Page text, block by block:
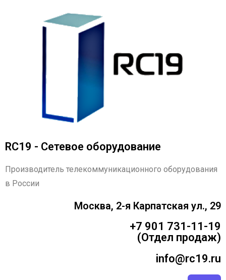
RC19 - Сетевое оборудование
Производитель телекоммуникационного оборудования
в России
Москва, 2-я Карпатская ул., 29
+7 901 731-11-19
(Отдел продаж)
info@rc19.ru